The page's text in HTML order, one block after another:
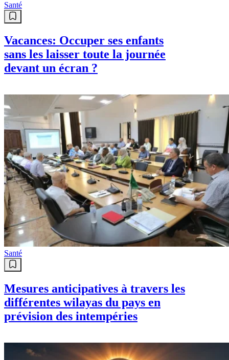
Santé
Vacances: Occuper ses enfants
sans les laisser toute la journée
devant un écran ?
Santé
Mesures anticipatives à travers les
différentes wilayas du pays en
prévision des intempéries